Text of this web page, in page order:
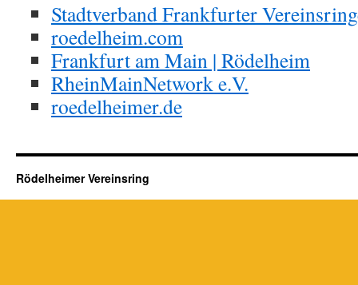
Stadtverband Frankfurter
roedelheim.com
Frankfurt am Main | Rödelheim
RheinMainNetwork e.V.
roedelheimer.de
Rödelheimer Vereinsring